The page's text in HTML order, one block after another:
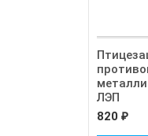
ЛЭП
820 ₽